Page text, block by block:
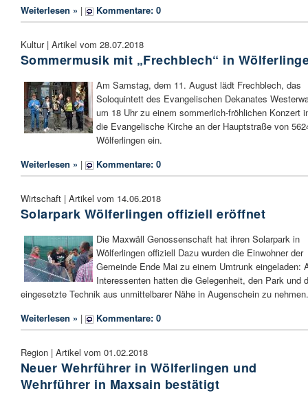
Weiterlesen » | Kommentare: 0
Kultur | Artikel vom 28.07.2018
Sommermusik mit „Frechblech“ in
Am Samstag, dem 11. August lädt Frechblech, das
Soloquintett des Evangelischen Dekanates
um 18 Uhr zu einem sommerlich-fröhlichen Konzert
die Evangelische Kirche an der Hauptstraße von
Wölferlingen ein.
Weiterlesen » | Kommentare: 0
Wirtschaft | Artikel vom 14.06.2018
Solarpark Wölferlingen offiziell eröffnet
Die Maxwäll Genossenschaft hat ihren Solarpark in
Wölferlingen offiziell Dazu wurden die Einwohner der
Gemeinde Ende Mai zu einem Umtrunk eingeladen:
Interessenten hatten die Gelegenheit, den Park und
eingesetzte Technik aus unmittelbarer Nähe in Augenschein zu nehmen.
Weiterlesen » | Kommentare: 0
Region | Artikel vom 01.02.2018
Neuer Wehrführer in Wölferlingen und
Wehrführer in Maxsain bestätigt